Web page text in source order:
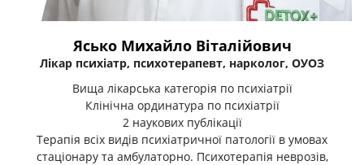
Ясько Михайло Віталійович
Лікар психіатр, психотерапевт, нарколог, ОУОЗ
Вища лікарська категорія по психіатрії
Клінічна ординатура по психіатрії
2 наукових публікації
Терапія всіх видів психіатричної патології в умовах
стаціонару та амбулаторно. Психотерапія неврозів,